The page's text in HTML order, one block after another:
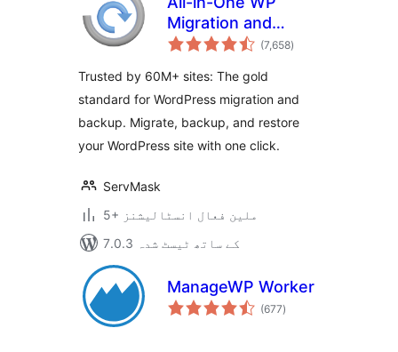
Migration and
Backup
(7,658مجموعی
درجہ
)
Trusted by 60M+ sites: The gold
standard for WordPress migration and
backup. Migrate, backup, and restore
your WordPress site with one click.
ServMask
5+ ملین فعال انسٹالیشنز
7.0.3 کے ساتھ ٹیسٹ شدہ
ManageWP Worker
(677مجموعی
درجہ
)